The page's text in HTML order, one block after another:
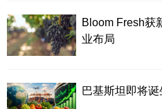
Bloom Fresh获
业布局
巴基斯坦即将诞